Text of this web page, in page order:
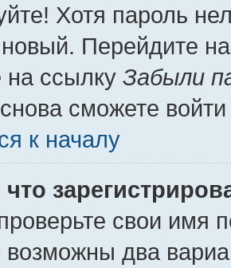
Хотя пароль
новый. Перейдите
на ссылку Забыли
сможете
к началу
свои имя
возможны два